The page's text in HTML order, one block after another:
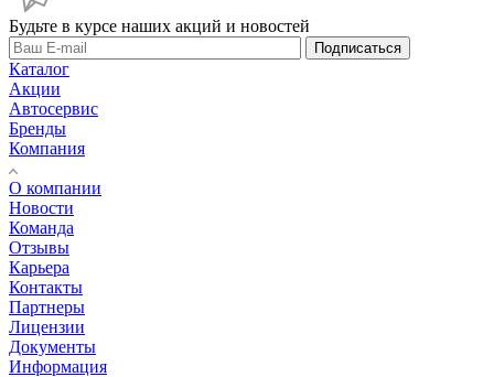
Будьте в курсе наших акций и новостей
Подписаться
Каталог
Акции
Автосервис
Бренды
Компания
О компании
Новости
Команда
Отзывы
Карьера
Контакты
Партнеры
Лицензии
Документы
Информация